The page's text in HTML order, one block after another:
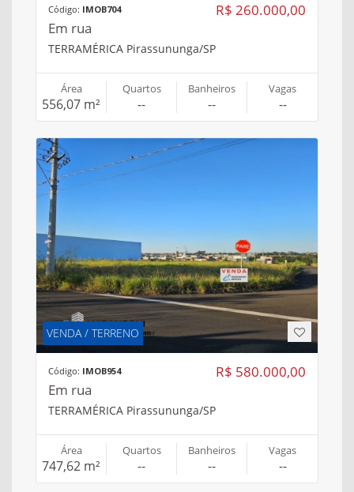
R$ 260.000,00
Código: IMOB704
Em rua
TERRAMÉRICA Pirassununga/SP
Área
556,07 m²
Quartos
--
Banheiros
--
Vagas
--
VENDA / TERRENO
R$ 580.000,00
Código: IMOB954
Em rua
TERRAMÉRICA Pirassununga/SP
Área
747,62 m²
Quartos
--
Banheiros
--
Vagas
--